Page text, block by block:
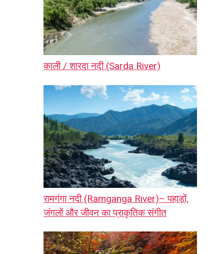
काली / शारदा नदी (Sarda River)
रामगंगा नदी (Ramganga River)– पहाड़ों,
जंगलों और जीवन का प्राकृतिक संगीत